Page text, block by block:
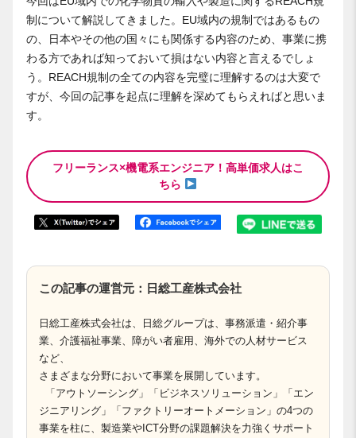
制について解説してきました。EU域内の規制ではあるもの
の、日本やその他の国々にも関係する内容のため、事業に携
わる方であれば知っておいて損はない内容と言えるでしょ
う。REACH規制の全ての内容を完璧に理解するのは大変で
すが、今回の記事を起点に理解を深めてもらえればと思いま
す。
フリーランス×機電系エンジニア！高単価求人はこ
ちら
この記事の運営元：日総工産株式会社
日総工産株式会社は、日総グループは、事務派遣・紹介事
業、介護福祉事業、障がい者雇用、海外での人材サービス
など、
さまざまな分野において事業を展開しています。
「アウトソーシング」「ビジネスソリューション」「エン
ジニアリング」「ファクトリーオートメーション」の4つの
事業を柱に、製造業やICT分野の課題解決を力強くサポート